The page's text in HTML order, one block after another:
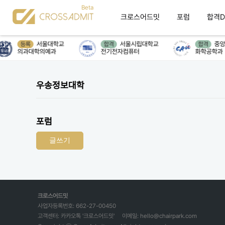
크로스어드밋 포럼 합격
등록
서울대학교
의과대학의예과
합격
서울시립대학교
전기전자컴퓨터
합격
중앙
화학공학과
우송정보대학
포럼
글쓰기
크로스어드밋
사업자등록번호: 662-27-00450
고객센터: 카카오톡 '크로스어드밋'
이메일: hello@chairpark.com